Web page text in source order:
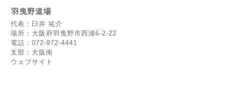
羽曳野道場
代表：臼井 祐介
場所：大阪府羽曳野市西浦6-2-22
電話：072-972-4441
支部：大阪南
ウェブサイト